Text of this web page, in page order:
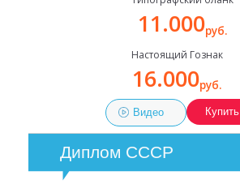
11.000руб.
Настоящий Гознак
16.000руб.
Видео Купить
Диплом СССР